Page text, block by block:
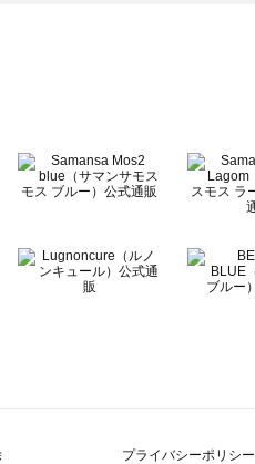
プライバシーポリシー